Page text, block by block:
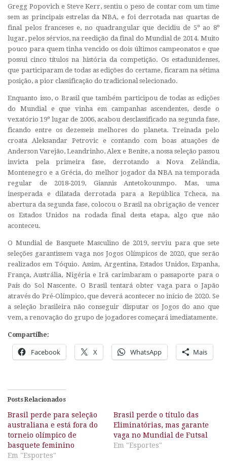
Gregg Popovich e Steve Kerr, sentiu o peso de contar com um time
sem as principais estrelas da NBA, e foi derrotada nas quartas de
final pelos franceses e, no quadrangular que decidiu de 5º ao 8º
lugar, pelos sérvios, na reedição da final do Mundial de 2014. Muito
pouco para quem tinha vencido os dois últimos campeonatos e que
possui cinco títulos na história da competição. Os estadunidenses,
que participaram de todas as edições do certame, ficaram na sétima
posição, a pior classificação do tradicional selecionado.
Enquanto isso, o Brasil que também participou de todas as edições
do Mundial e que vinha em campanhas ascendentes, desde o
vexatório 19º lugar de 2006, acabou desclassificado na segunda fase,
ficando entre os dezesseis melhores do planeta. Treinada pelo
croata Aleksandar Petrovic e contando com boas atuações de
Anderson Varejão, Leandrinho, Alex e Benite, a nossa seleção passou
invicta pela primeira fase, derrotando a Nova Zelândia,
Montenegro e a Grécia, do melhor jogador da NBA na temporada
regular de 2018-2019, Giannis Antetokounmpo. Mas, uma
inesperada e dilatada derrotada para a República Tcheca, na
abertura da segunda fase, colocou o Brasil na obrigação de vencer
os Estados Unidos na rodada final desta etapa, algo que não
aconteceu.
O Mundial de Basquete Masculino de 2019, serviu para que sete
seleções garantissem vaga nos Jogos Olímpicos de 2020, que serão
realizados em Tóquio. Assim, Argentina, Estados Unidos, Espanha,
França, Austrália, Nigéria e Irã carimbaram o passaporte para o
País do Sol Nascente. O Brasil tentará obter vaga para o Japão
através do Pré-Olímpico, que deverá acontecer no início de 2020. Se
a seleção brasileira não conseguir disputar os Jogos do ano que
vem, a renovação do grupo de jogadores começará imediatamente.
Compartilhe:
Facebook X WhatsApp Mais
Posts Relacionados
Brasil perde para seleção
australiana e está fora do
torneio olímpico de
basquete feminino
Em "Esportes"
Brasil perde o título das
Eliminatórias, mas garante
vaga no Mundial de Futsal
Em "Esportes"